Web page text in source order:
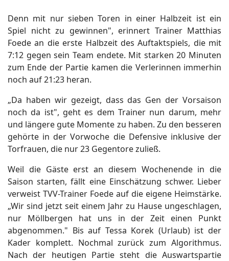
Denn mit nur sieben Toren in einer Halbzeit ist ein
Spiel nicht zu gewinnen", erinnert Trainer Matthias
Foede an die erste Halbzeit des Auftaktspiels, die mit
7:12 gegen sein Team endete. Mit starken 20 Minuten
zum Ende der Partie kamen die Verlerinnen immerhin
noch auf 21:23 heran.
„Da haben wir gezeigt, dass das Gen der Vorsaison
noch da ist", geht es dem Trainer nun darum, mehr
und längere gute Momente zu haben. Zu den besseren
gehörte in der Vorwoche die Defensive inklusive der
Torfrauen, die nur 23 Gegentore zuließ.
Weil die Gäste erst an diesem Wochenende in die
Saison starten, fällt eine Einschätzung schwer. Lieber
verweist TVV-Trainer Foede auf die eigene Heimstärke.
„Wir sind jetzt seit einem Jahr zu Hause ungeschlagen,
nur Möllbergen hat uns in der Zeit einen Punkt
abgenommen." Bis auf Tessa Korek (Urlaub) ist der
Kader komplett. Nochmal zurück zum Algorithmus.
Nach der heutigen Partie steht die Auswartspartie